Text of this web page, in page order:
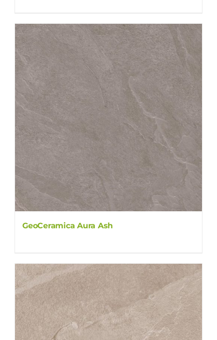
GeoCeramica Aura Ash